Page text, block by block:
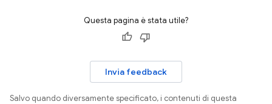
Questa pagina è stata utile?
Invia feedback
Salvo quando diversamente specificato, i contenuti di questa